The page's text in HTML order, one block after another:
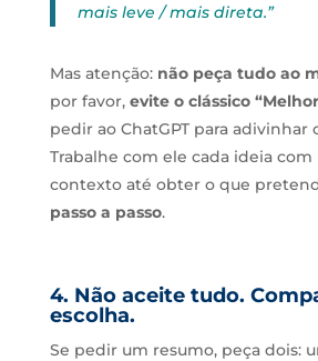
mais leve / mais direta.”
Mas atenção: não peça tudo ao
por favor, evite o clássico
pedir ao ChatGPT para adivinhar
Trabalhe com ele cada ideia
contexto até obter o que
passo a passo.
4. Não aceite tudo.
escolha.
Se pedir um resumo, peça dois: